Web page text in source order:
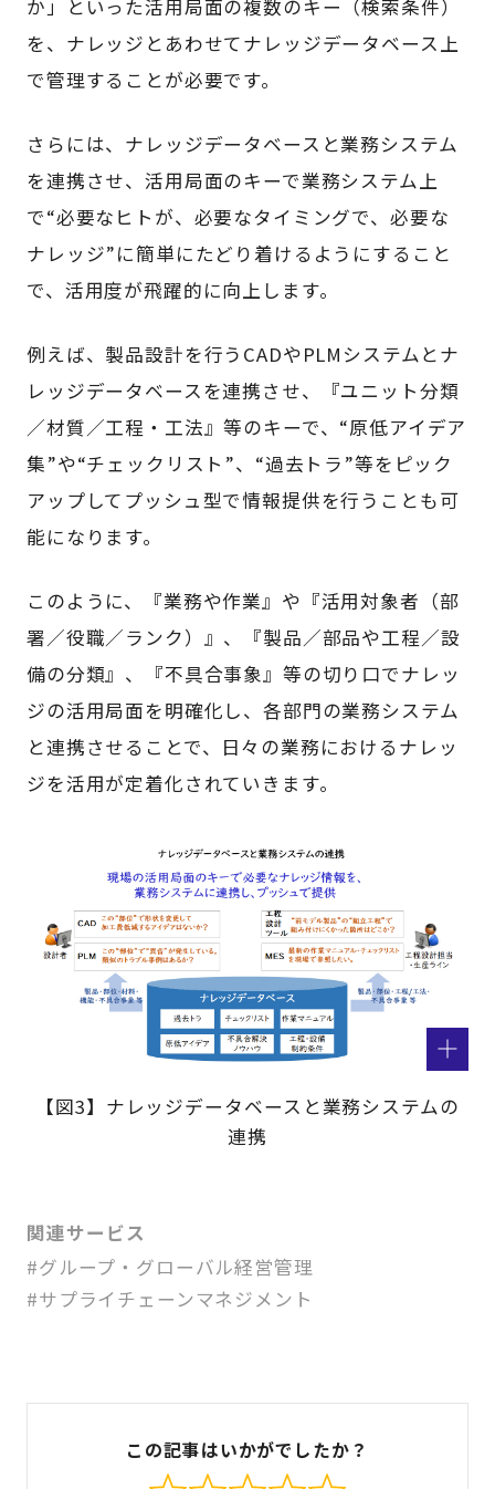
か」といった活用局面の複数のキー（検索条件）
を、ナレッジとあわせてナレッジデータベース上
で管理することが必要です。
さらには、ナレッジデータベースと業務システム
を連携させ、活用局面のキーで業務システム上
で“必要なヒトが、必要なタイミングで、必要な
ナレッジ”に簡単にたどり着けるようにすること
で、活用度が飛躍的に向上します。
例えば、製品設計を行うCADやPLMシステムとナ
レッジデータベースを連携させ、『ユニット分類
／材質／工程・工法』等のキーで、“原低アイデア
集”や“チェックリスト”、“過去トラ”等をピック
アップしてプッシュ型で情報提供を行うことも可
能になります。
このように、『業務や作業』や『活用対象者（部
署／役職／ランク）』、『製品／部品や工程／設
備の分類』、『不具合事象』等の切り口でナレッ
ジの活用局面を明確化し、各部門の業務システム
と連携させることで、日々の業務におけるナレッ
ジを活用が定着化されていきます。
【図3】ナレッジデータベースと業務システムの
連携
関連サービス
#グループ・グローバル経営管理
#サプライチェーンマネジメント
この記事はいかがでしたか？